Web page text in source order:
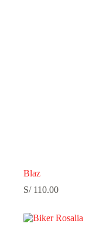
Blaz
S/110.00